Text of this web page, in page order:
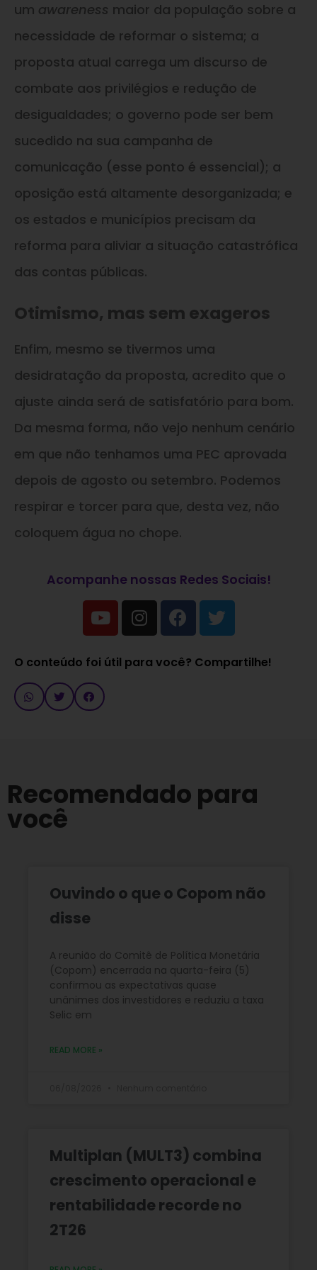
um awareness maior da população sobre a
necessidade de reformar o sistema; a
proposta atual carrega um discurso de
combate aos privilégios e redução de
desigualdades; o governo pode ser bem
sucedido na sua campanha de
comunicação (esse ponto é essencial); a
oposição está altamente desorganizada; e
os estados e municípios precisam da
reforma para aliviar a situação catastrófica
das contas públicas.
Otimismo, mas sem exageros
Enfim, mesmo se tivermos uma
desidratação da proposta, acredito que o
ajuste ainda será de satisfatório para bom.
Da mesma forma, não vejo nenhum cenário
em que não tenhamos uma PEC aprovada
depois de agosto ou setembro. Podemos
respirar e torcer para que, desta vez, não
coloquem água no chope.
Acompanhe nossas Redes Sociais!
O conteúdo foi útil para você? Compartilhe!
Recomendado para
você
Ouvindo o que o Copom não
disse
A reunião do Comitê de Política Monetária
(Copom) encerrada na quarta-feira (5)
confirmou as expectativas quase
unânimes dos investidores e reduziu a taxa
Selic em
READ MORE »
Multiplan (MULT3) combina
crescimento operacional e
rentabilidade recorde no
2T26